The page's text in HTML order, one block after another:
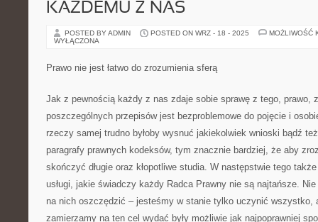
KAŻDEMU Z NAS
POSTED BY ADMIN POSTED ON WRZ - 18 - 2025
MOŻLIWOŚĆ
WYŁĄCZONA
Prawo nie jest łatwo do zrozumienia sferą
Jak z pewnością każdy z nas zdaje sobie sprawę z tego, prawo,
poszczególnych przepisów jest bezproblemowe do pojęcie i
rzeczy samej trudno byłoby wysnuć jakiekolwiek wnioski bądź
paragrafy prawnych kodeksów, tym znacznie bardziej, że aby
skończyć długie oraz kłopotliwe studia. W następstwie tego
usługi, jakie świadczy każdy Radca Prawny nie są najtańsze.
na nich oszczędzić – jesteśmy w stanie tylko uczynić wszystko,
zamierzamy na ten cel wydać były możliwie jak najpoprawniej